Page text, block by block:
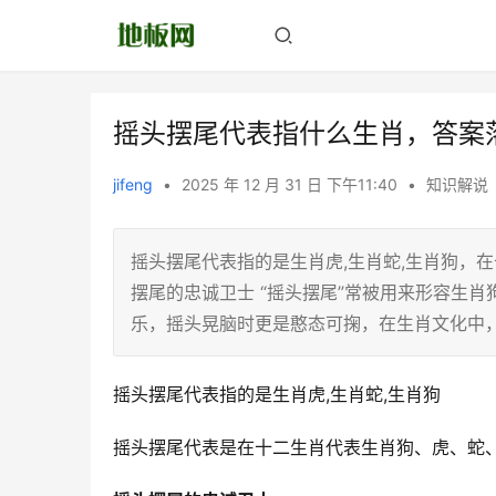
摇头摆尾代表指什么生肖，答案
jifeng • 2025 年 12 月 31 日 下午11:40 • 知识解说
摇头摆尾代表指的是生肖虎,生肖蛇,生肖狗，
摆尾的忠诚卫士 “摇头摆尾”常被用来形容生
乐，摇头晃脑时更是憨态可掬，在生肖文化中
摇头摆尾代表指的是生肖虎,生肖蛇,生肖狗
摇头摆尾代表是在十二生肖代表生肖狗、虎、蛇